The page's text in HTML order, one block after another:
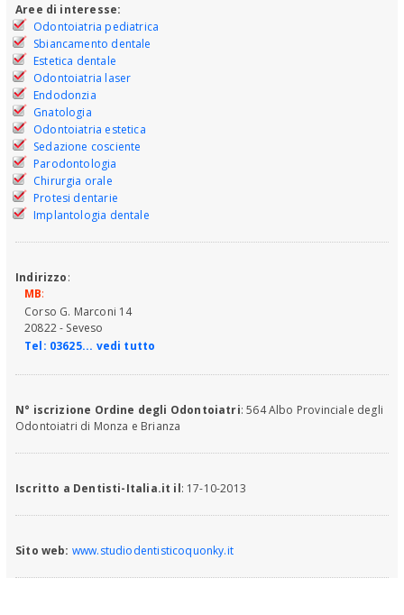
Aree di interesse:
Odontoiatria pediatrica
Sbiancamento dentale
Estetica dentale
Odontoiatria laser
Endodonzia
Gnatologia
Odontoiatria estetica
Sedazione cosciente
Parodontologia
Chirurgia orale
Protesi dentarie
Implantologia dentale
Indirizzo:
MB:
Corso G. Marconi 14
20822 - Seveso
Tel: 03625... vedi tutto
N° iscrizione Ordine degli Odontoiatri: 564 Albo Provinciale degli
Odontoiatri di Monza e Brianza
Iscritto a Dentisti-Italia.it il: 17-10-2013
Sito web: www.studiodentisticoquonky.it